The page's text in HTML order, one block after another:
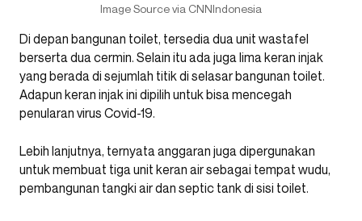
Image Source via CNNIndonesia
Di depan bangunan toilet, tersedia dua unit wastafel
berserta dua cermin. Selain itu ada juga lima keran injak
yang berada di sejumlah titik di selasar bangunan toilet.
Adapun keran injak ini dipilih untuk bisa mencegah
penularan virus Covid-19.
Lebih lanjutnya, ternyata anggaran juga dipergunakan
untuk membuat tiga unit keran air sebagai tempat wudu,
pembangunan tangki air dan septic tank di sisi toilet.